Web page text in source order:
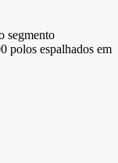
segmento
polos espalhados em